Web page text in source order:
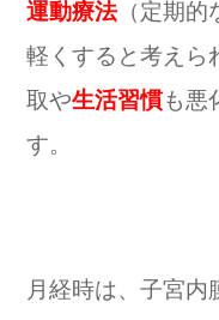
運動療法（定期的
軽くすると考えら
取や生活習慣も悪
す。
月経時は、子宮内